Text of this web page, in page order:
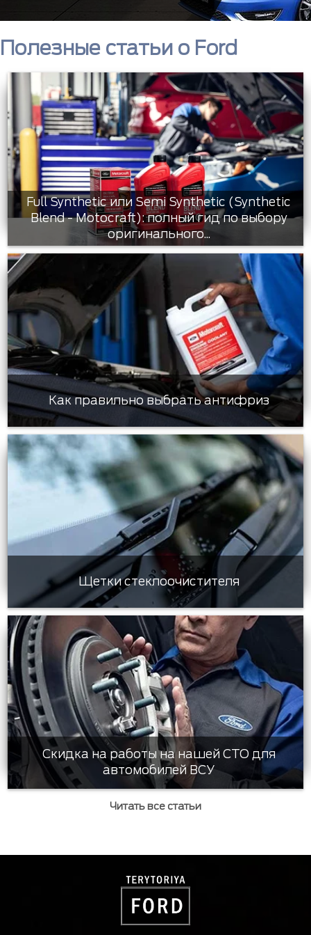
Полезные статьи о Ford
Full Synthetic или Semi Synthetic (Synthetic
Blend - Motocraft): полный гид по выбору
оригинального...
Как правильно выбрать антифриз
Щетки стеклоочистителя
Скидка на работы на нашей СТО для
автомобилей ВСУ
Читать все статьи